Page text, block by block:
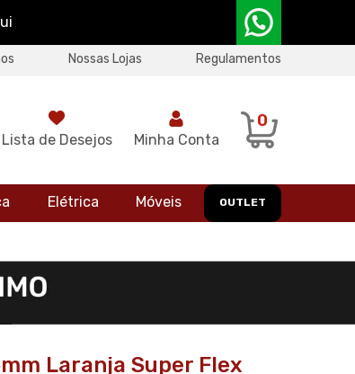
Nossas Lojas Regulamentos
Lista de Desejos Minha Conta
0
OUTLET
Elétrica Móveis
Laranja Super Flex